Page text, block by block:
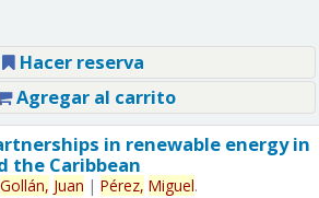
Hacer reserva
Agregar al carrito
in renewable energy in
the Caribbean
Gollán, Juan | Pérez, Miguel.